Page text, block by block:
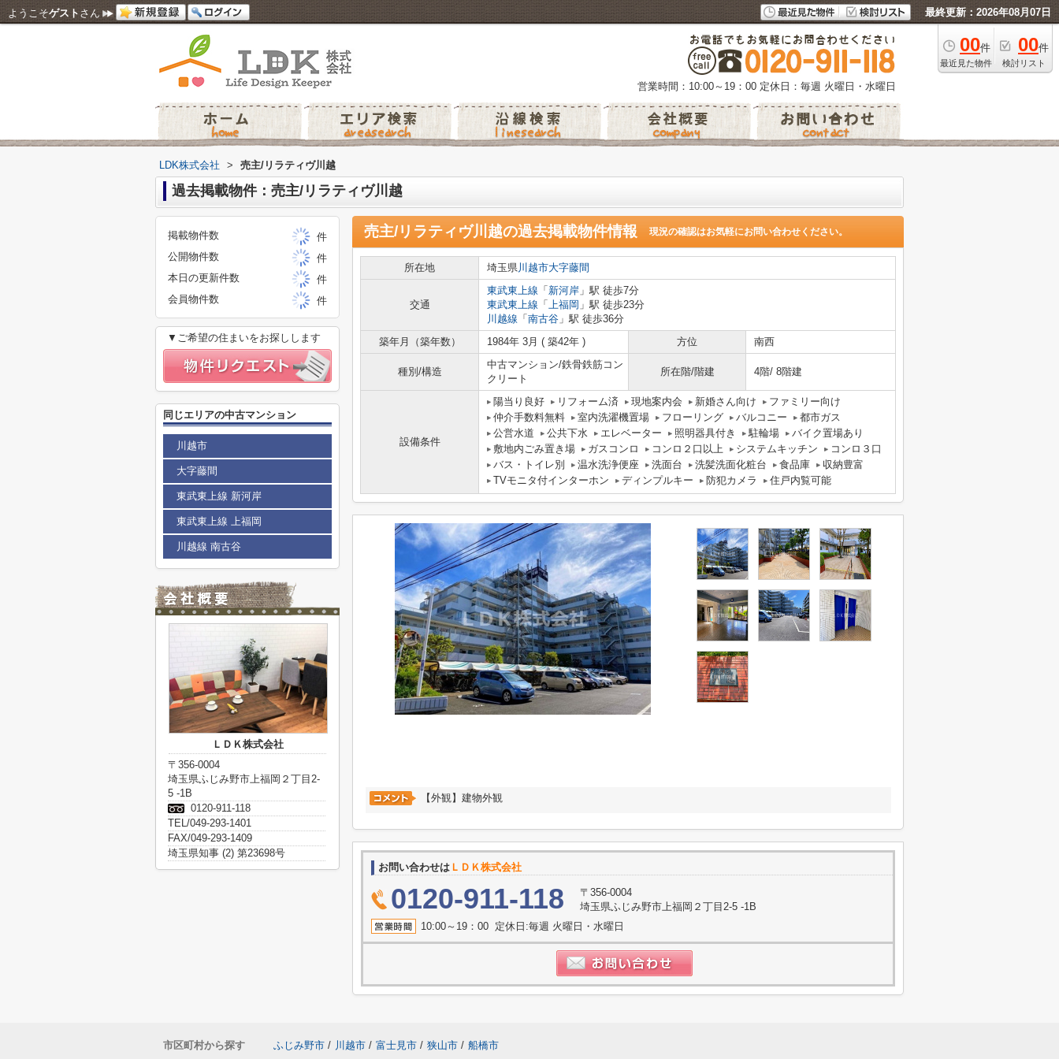
ようこそゲスト さん 最終更新：2026年08月07日
00件
最近見た物件
00件
検討リスト
営業時間：10:00～19：00 定休日：毎週 火曜日・水曜日
LDK株式会社 > 売主/リラティヴ川越
過去掲載物件：売主/リラティヴ川越
売主/リラティヴ川越の過去掲載物件情報 現況の確認はお気軽にお問い合わせください。
所在地 埼玉県川越市大字藤間
交通
東武東上線 「 新河岸 」駅 徒歩7分
東武東上線 「 上福岡 」駅 徒歩23分
川越線 「 南古谷 」駅 徒歩36分
築年月（築年数）
1984年 3月 ( 築42年 ) 方位 南西
種別/構造
中古マンション/鉄骨鉄筋コン
クリート
所在階/階建 4階/ 8階建
設備条件
陽当り良好 リフォーム済 現地案内会 新婚さん向け
ファミリー向け
仲介手数料無料
室内洗濯機置場 フローリング バルコニー
都市ガス
公営水道
公共下水 エレベーター 照明器具付き 駐輪場
バイク置場あり
敷地内ごみ置き場
ガスコンロ コンロ２口以上 システムキッチン
コンロ３口
バス・トイレ別
温水洗浄便座 洗面台 洗髪洗面化粧台 食品庫
収納豊富
TVモニタ付インターホン
ディンプルキー 防犯カメラ 住戸内覧可能
【外観】建物外観
お問い合わせは ＬＤＫ株式会社
0120-911-118
〒356-0004
埼玉県ふじみ野市上福岡２丁目2-5 -1B
10:00～19：00 定休日:毎週 火曜日・水曜日
掲載物件数
件
公開物件数
件
本日の更新件数
件
会員物件数
件
▼ご希望の住まいをお探しします
同じエリアの中古マンション
川越市
大字藤間
東武東上線 新河岸
東武東上線 上福岡
川越線 南古谷
ＬＤＫ株式会社
〒356-0004
埼玉県ふじみ野市上福岡２丁目2-
5 -1B
0120-911-118
TEL/049-293-1401
FAX/049-293-1409
埼玉県知事 (2) 第23698号
市区町村から探す ふじみ野市 / 川越市 / 富士見市 / 狭山市 / 船橋市